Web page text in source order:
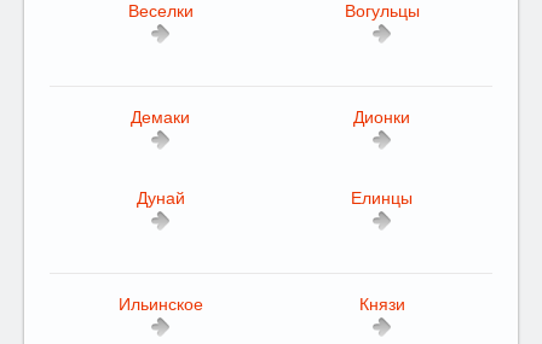
Веселки Вогульцы
Демаки Дионки
Дунай Елинцы
Ильинское Князи